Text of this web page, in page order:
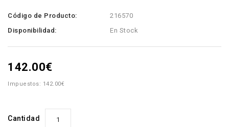
Código de Producto:
216570
Disponibilidad:
En Stock
142.00€
Impuestos: 142.00€
Cantidad